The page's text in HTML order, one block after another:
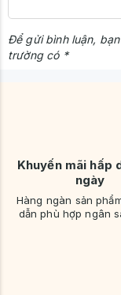
Để gửi bình luận,
trường có *
Khuyến mãi hấp
ngày
Hàng ngàn sản
dẫn phù hợp ngân